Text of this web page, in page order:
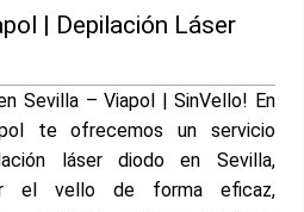
| Depilación Láser
Sevilla – Viapol | SinVello! En
te ofrecemos un servicio
láser diodo en Sevilla,
el vello de forma eficaz,